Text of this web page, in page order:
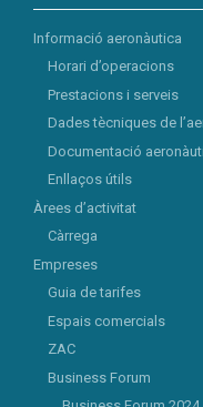
Informació aeronàutica
Horari d’operacions
Prestacions i serveis
Dades tècniques de
Documentació
Enllaços útils
Àrees d’activitat
Càrrega
Empreses
Guia de tarifes
Espais comercials
ZAC
Business Forum